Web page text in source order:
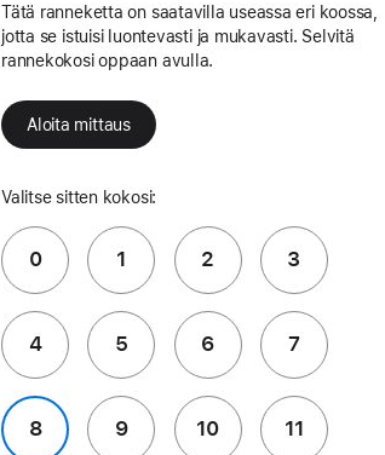
Tätä ranneketta on saatavilla useassa eri koossa,
jotta se istuisi luontevasti ja mukavasti. Selvitä
rannekokosi oppaan avulla.
Aloita mittaus
Valitse sitten kokosi:
0 1 2 3
4 5 6 7
8 9 10 11